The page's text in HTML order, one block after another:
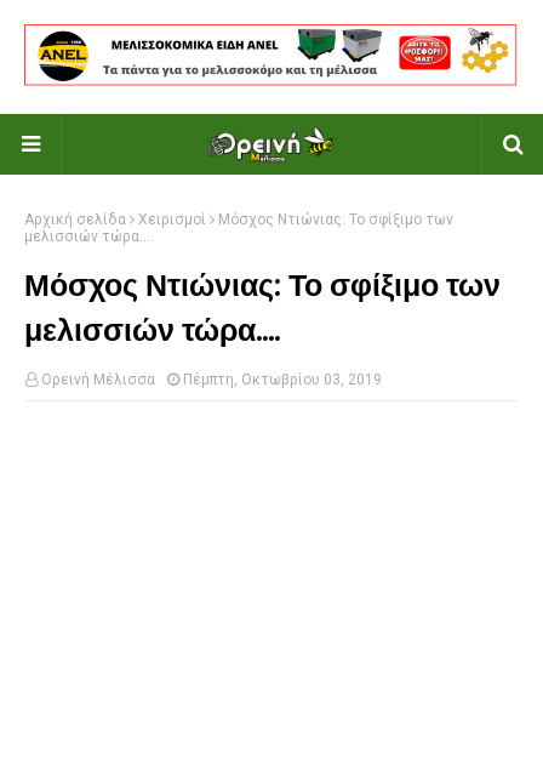
Αρχική σελίδα Χειρισμοί
Μόσχος Ντιώνιας: Το σφίξιμο των
μελισσιών τώρα....
Μόσχος Ντιώνιας: Το σφίξιμο των
μελισσιών τώρα....
Ορεινή Μέλισσα Πέμπτη, Οκτωβρίου 03, 2019